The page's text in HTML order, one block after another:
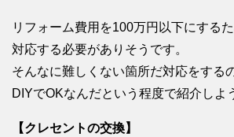
リフォーム費用を100万円以下にする
対応する必要がありそうです。
そんなに難しくない箇所だ対応をする
DIYでOKなんだという程度で紹介しよ
【クレセントの交換】